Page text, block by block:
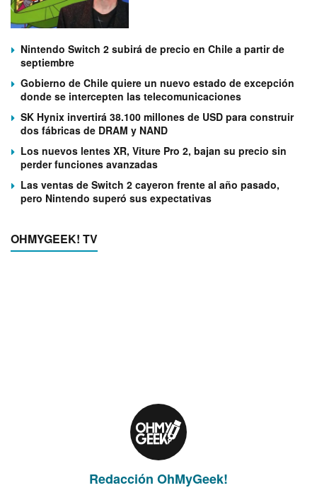
Nintendo Switch 2 subirá de precio en Chile a partir de
septiembre
Gobierno de Chile quiere un nuevo estado de excepción
donde se intercepten las telecomunicaciones
SK Hynix invertirá 38.100 millones de USD para construir
dos fábricas de DRAM y NAND
Los nuevos lentes XR, Viture Pro 2, bajan su precio sin
perder funciones avanzadas
Las ventas de Switch 2 cayeron frente al año pasado,
pero Nintendo superó sus expectativas
OHMYGEEK! TV
Redacción OhMyGeek!